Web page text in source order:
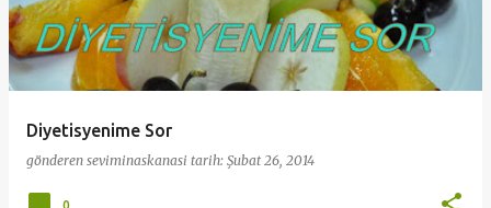
Diyetisyenime Sor
gönderen seviminaskanasi tarih: Şubat 26, 2014